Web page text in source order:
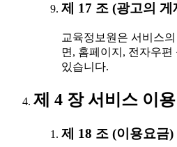
제 17 조 (광고의 게
교육정보원은 서비스
면, 홈페이지, 전자우
있습니다.
제 4 장 서비스 이
제 18 조 (이용요금)